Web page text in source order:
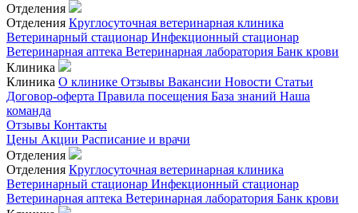
Отделения
Отделения Круглосуточная ветеринарная клиника
Ветеринарный стационар Инфекционный стационар
Ветеринарная аптека Ветеринарная лаборатория Банк крови
Клиника
Клиника О клинике Отзывы Вакансии Новости Статьи
Договор-оферта Правила посещения База знаний Наша
команда
Отзывы Контакты
Цены Акции Расписание и врачи
Отделения
Отделения Круглосуточная ветеринарная клиника
Ветеринарный стационар Инфекционный стационар
Ветеринарная аптека Ветеринарная лаборатория Банк крови